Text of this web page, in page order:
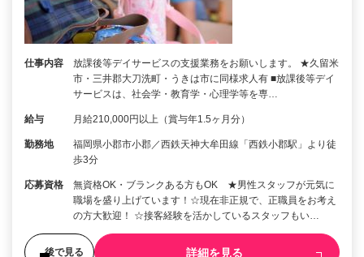
仕事内容
放課後等デイサービスの支援業務をお願いします。 ★久留米
市・三井郡大刀洗町・うきは市に同様求人有 ■放課後等デイ
サービスは、社会学・教育学・心理学等を専…
給与 月給210,000円以上（賞与年1.5ヶ月分）
勤務地
福岡県小郡市小郡／西鉄天神大牟田線「西鉄小郡駅」より徒
歩3分
応募資格
無資格OK・ブランクある方もOK ★男性スタッフが元気に
職場を盛り上げています！☆現在非正規で、正職員をお考え
の方大歓迎！ ☆接客経験を活かしているスタッフもい…
後で見る 詳細を見る